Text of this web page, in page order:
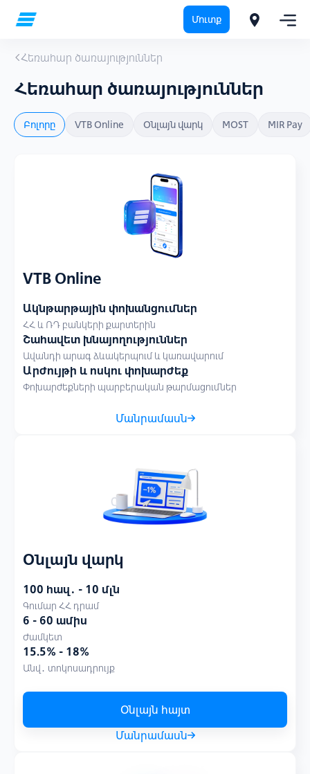
Մուտք
Հեռահար ծառայություններ
Հեռահար ծառայություններ
Բոլորը VTB Online Օնլայն վարկ MOST MIR Pay
VTB Online
Ակնթարթային փոխանցումներ
ՀՀ և ՌԴ բանկերի քարտերին
Շահավետ խնայողություններ
Ավանդի արագ ձևակերպում և կառավարում
Արժույթի և ոսկու փոխարժեք
Փոխարժեքների պարբերական թարմացումներ
Մանրամասն
Օնլայն վարկ
100 հազ․ - 10 մլն
Գումար ՀՀ դրամ
6 - 60 ամիս
Ժամկետ
15.5% - 18%
Անվ․ տոկոսադրույք
Օնլայն հայտ
Մանրամասն